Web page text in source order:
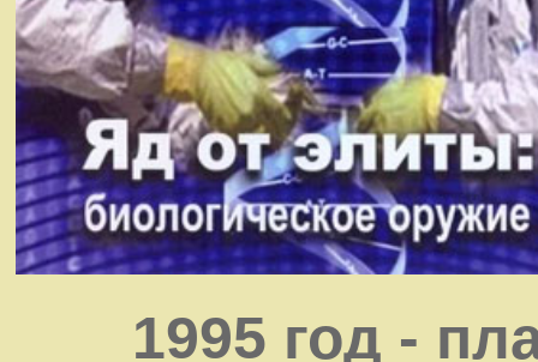
1995 год -